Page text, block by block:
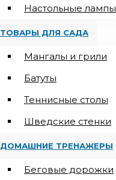
Настольные лампы
ТОВАРЫ ДЛЯ САДА
Мангалы и грили
Батуты
Теннисные столы
Шведские стенки
ДОМАШНИЕ ТРЕНАЖЕРЫ
Беговые дорожки